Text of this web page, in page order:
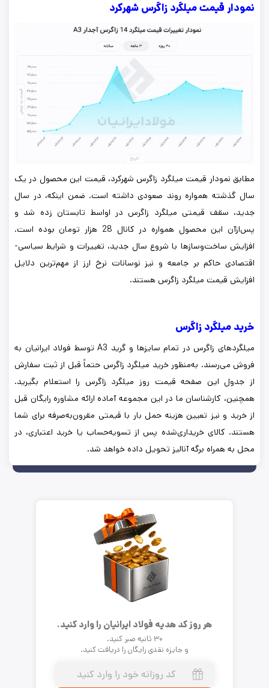
نمودار قیمت میلگرد زاگرس شهرکرد
مطابق نمودار قیمت میلگرد زاگرس شهرکرد، قیمت این محصول در یک
سال گذشته همواره روند صعودی داشته است. ضمن اینکه، در سال
جدید، سقف قیمتی میلگرد زاگرس در اواسط تابستان زده شد و
پس‌ازآن این محصول همواره در کانال 28 هزار تومان بوده است.
افزایش ساخت‌وسازها با شروع سال جدید، تغییرات و شرایط سیاسی-
اقتصادی حاکم بر جامعه و نیز نوسانات نرخ ارز از مهم‌ترین دلایل
افزایش قیمت میلگرد زاگرس هستند.
خرید میلگرد زاگرس
میلگردهای زاگرس در تمام سایزها و گرید A3 توسط فولاد ایرانیان به
فروش می‌رسند. به‌منظور خرید میلگرد زاگرس حتماً قبل از ثبت سفارش
از جدول این صفحه قیمت روز میلگرد زاگرس را استعلام بگیرید.
همچنین، کارشناسان ما در این مجموعه آماده ارائه مشاوره رایگان قبل
از خرید و نیز تعیین هزینه حمل بار با قیمتی مقرون‌به‌صرفه برای شما
هستند. کالای خریداری‌شده پس از تسویه‌حساب یا خرید اعتباری، در
محل به همراه برگه آنالیز تحویل داده خواهد شد.
هر روز کد هدیه فولاد ایرانیان را وارد کنید.
۳۰ ثانیه صبر کنید.
و جایزه نقدی رایگان را دریافت کنید.